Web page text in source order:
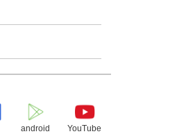
android YouTube